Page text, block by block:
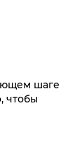
шаге
чтобы